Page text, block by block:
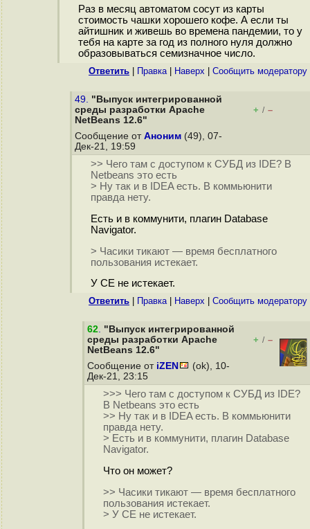
Раз в месяц автоматом сосут из карты
стоимость чашки хорошего кофе. А если ты
айтишник и живешь во времена пандемии, то у
тебя на карте за год из полного нуля должно
образовываться семизначное число.
Ответить Правка| Наверх Cообщить модератору
49. "Выпуск интегрированной
среды разработки Apache
NetBeans 12.6"
+ / –
Сообщение от Аноним (49), 07-
Дек-21, 19:59
>> Чего там с доступом к СУБД из IDE? В
Netbeans это есть
> Ну так и в IDEA есть. В коммьюнити
правда нету.
Есть и в коммунити, плагин Database
Navigator.
> Часики тикают — время бесплатного
пользования истекает.
У CE не истекает.
Ответить Правка| Наверх Cообщить модератору
62. "Выпуск интегрированной
среды разработки Apache
NetBeans 12.6"
+ / –
Сообщение от iZEN
(ok), 10-
Дек-21, 23:15
>>> Чего там с доступом к СУБД из IDE?
В Netbeans это есть
>> Ну так и в IDEA есть. В коммьюнити
правда нету.
> Есть и в коммунити, плагин Database
Navigator.
Что он может?
>> Часики тикают — время бесплатного
пользования истекает.
> У CE не истекает.